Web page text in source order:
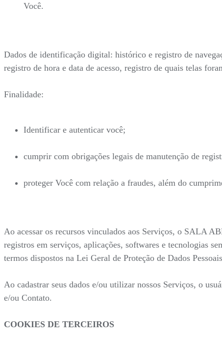
Você.
Dados de identificação digital: histórico e registro de
registro de hora e data de acesso, registro de quais telas
Finalidade:
Identificar e autenticar você;
cumprir com obrigações legais de manutenção de
proteger Você com relação a fraudes, além do
Ao acessar os recursos vinculados aos Serviços, o SALA
registros em serviços, aplicações, softwares e tecnologias
termos dispostos na Lei Geral de Proteção de Dados
Ao cadastrar seus dados e/ou utilizar nossos Serviços, o
e/ou Contato.
COOKIES DE TERCEIROS